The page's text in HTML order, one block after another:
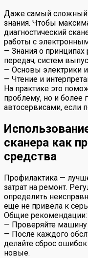
Даже самый сложный
знания. Чтобы
диагностический
работы с
— Знания о принципах
передач, систем
— Основы электрики
— Чтение и
На практике это
проблему, но и более
автосервисами, если
сканера как
средства
Профилактика —
затрат на ремонт.
определить
еще не привела к
Общие рекомендации:
— Проверяйте
— После каждого
делайте сброс
новые.